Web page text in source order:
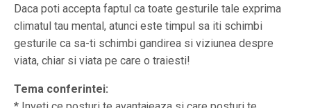
Daca poti accepta faptul ca toate gesturile tale exprima
climatul tau mental, atunci este timpul sa iti schimbi
gesturile ca sa-ti schimbi gandirea si viziunea despre
viata, chiar si viata pe care o traiesti!
Tema conferintei: